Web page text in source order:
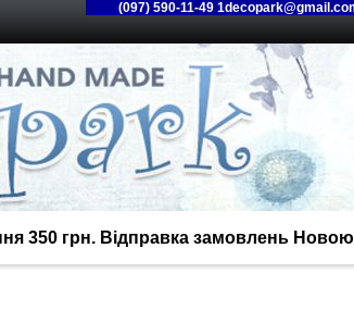
(097) 590-11-49
350 грн. Відправка замовлень